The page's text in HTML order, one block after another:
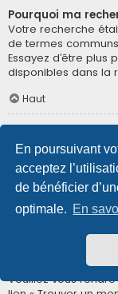
En poursuivant
acceptez
de bénéficier
optimale. En
Pourquoi ma
Votre recherche
de termes
Essayez d’être plus
disponibles dans la
Haut
Pourquoi ma
Votre recherche a
puisse les afficher.
d’être plus précis
sélection des
une recherche.
Comment puis-je
Veuillez vous